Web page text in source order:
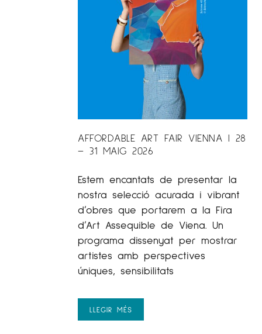
AFFORDABLE ART FAIR VIENNA | 28
– 31 MAIG 2026
Estem encantats de presentar la
nostra selecció acurada i vibrant
d’obres que portarem a la Fira
d’Art Assequible de Viena. Un
programa dissenyat per mostrar
artistes amb perspectives
úniques, sensibilitats
LLEGIR MÉS